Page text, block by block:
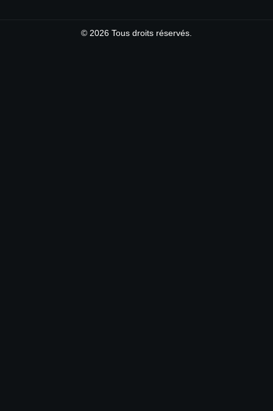
© 2026 Tous droits réservés.